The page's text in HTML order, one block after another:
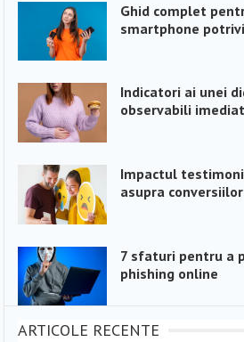
Ghid complet
smartphone
Indicatori ai unei
observabili imediat
Impactul
asupra conversiilor
7 sfaturi pentru a
phishing online
ARTICOLE RECENTE